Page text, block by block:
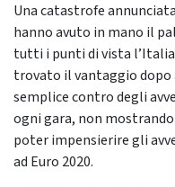
Una catastrofe
hanno avuto in mano il
tutti i punti di vista
trovato il vantaggio dopo
semplice contro degli
ogni gara, non
poter impensierire gli
ad Euro 2020.